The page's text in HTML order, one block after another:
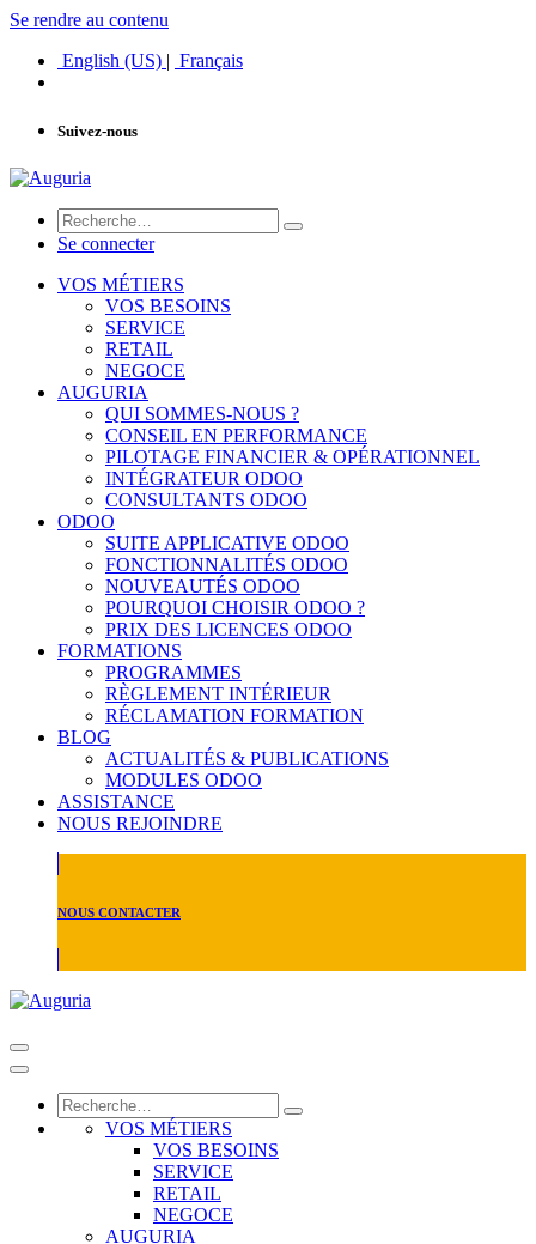
Se rendre au contenu
English (US) | Français
Suivez-nous
Se connecter
VOS MÉTIERS
VOS BESOINS
SERVICE
RETAIL
NEGOCE
AUGURIA
QUI SOMMES-NOUS ?
CONSEIL EN PERFORMANCE
PILOTAGE FINANCIER & OPÉRATIONNEL
INTÉGRATEUR ODOO
CONSULTANTS ODOO
ODOO
SUITE APPLICATIVE ODOO
FONCTIONNALITÉS ODOO
NOUVEAUTÉS ODOO
POURQUOI CHOISIR ODOO ?
PRIX DES LICENCES ODOO
FORMATIONS
PROGRAMMES
RÈGLEMENT INTÉRIEUR
RÉCLAMATION FORMATION
BLOG
ACTUALITÉS & PUBLICATIONS
MODULES ODOO
ASSISTANCE
NOUS REJOINDRE
NOUS CONTACTER
VOS MÉTIERS
VOS BESOINS
SERVICE
RETAIL
NEGOCE
AUGURIA